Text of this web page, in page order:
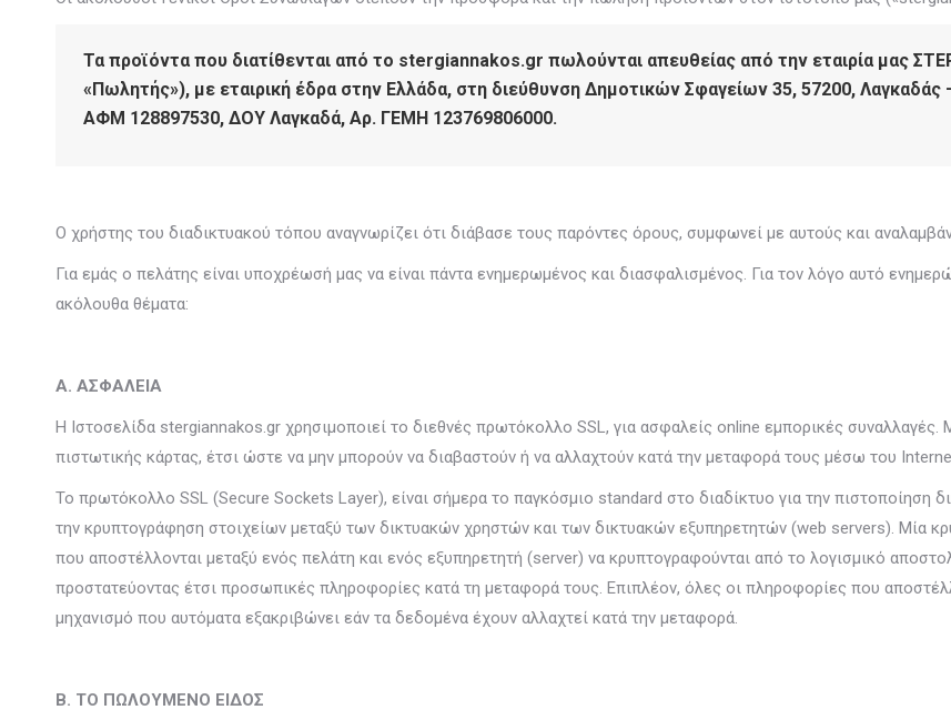
Τα προϊόντα που διατίθενται από το stergiannakos.gr πωλούνται απευθείας από την εταιρία μας
«Πωλητής»), με εταιρική έδρα στην Ελλάδα, στη διεύθυνση Δημοτικών Σφαγείων 35, 57200,
ΑΦΜ 128897530, ΔΟΥ Λαγκαδά, Αρ. ΓΕΜΗ 123769806000.
Ο χρήστης του διαδικτυακού τόπου αναγνωρίζει ότι διάβασε τους παρόντες όρους, συμφωνεί με αυτούς και
Για εμάς ο πελάτης είναι υποχρέωσή μας να είναι πάντα ενημερωμένος και διασφαλισμένος. Για τον λόγο αυτό
ακόλουθα θέματα:
A. ΑΣΦΑΛΕΙΑ
H Ιστοσελίδα stergiannakos.gr χρησιμοποιεί το διεθνές πρωτόκολλο SSL, για ασφαλείς online εμπορικές
πιστωτικής κάρτας, έτσι ώστε να μην μπορούν να διαβαστούν ή να αλλαχτούν κατά την μεταφορά τους μέσω του
Το πρωτόκολλο SSL (Secure Sockets Layer), είναι σήμερα το παγκόσμιο standard στο διαδίκτυο για την πιστοποίηση
την κρυπτογράφηση στοιχείων μεταξύ των δικτυακών χρηστών και των δικτυακών εξυπηρετητών (web servers). Μία
που αποστέλλονται μεταξύ ενός πελάτη και ενός εξυπηρετητή (server) να κρυπτογραφούνται από το λογισμικό
προστατεύοντας έτσι προσωπικές πληροφορίες κατά τη μεταφορά τους. Επιπλέον, όλες οι πληροφορίες που
μηχανισμό που αυτόματα εξακριβώνει εάν τα δεδομένα έχουν αλλαχτεί κατά την μεταφορά.
Β. ΤΟ ΠΩΛΟΥΜΕΝΟ ΕΙΔΟΣ